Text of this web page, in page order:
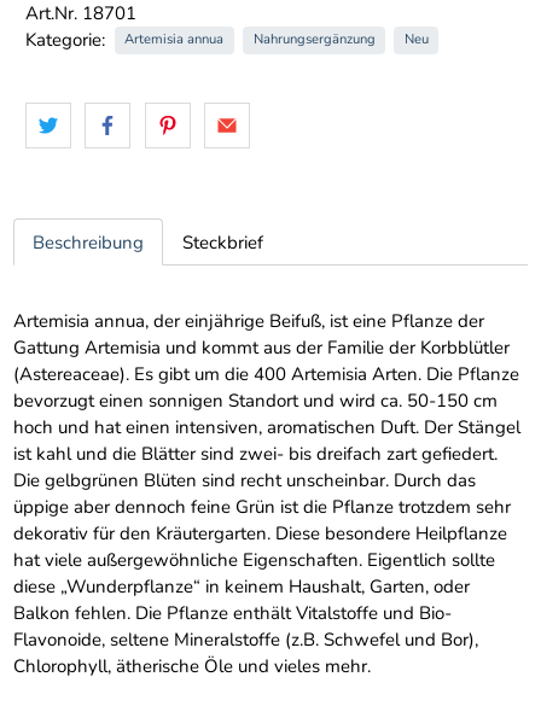
Art.Nr. 18701
Kategorie:
Artemisia annua Nahrungsergänzung Neu
Beschreibung Steckbrief
Artemisia annua, der einjährige Beifuß, ist eine Pflanze der
Gattung Artemisia und kommt aus der Familie der Korbblütler
(Astereaceae). Es gibt um die 400 Artemisia Arten. Die Pflanze
bevorzugt einen sonnigen Standort und wird ca. 50-150 cm
hoch und hat einen intensiven, aromatischen Duft. Der Stängel
ist kahl und die Blätter sind zwei- bis dreifach zart gefiedert.
Die gelbgrünen Blüten sind recht unscheinbar. Durch das
üppige aber dennoch feine Grün ist die Pflanze trotzdem sehr
dekorativ für den Kräutergarten. Diese besondere Heilpflanze
hat viele außergewöhnliche Eigenschaften. Eigentlich sollte
diese „Wunderpflanze“ in keinem Haushalt, Garten, oder
Balkon fehlen. Die Pflanze enthält Vitalstoffe und Bio-
Flavonoide, seltene Mineralstoffe (z.B. Schwefel und Bor),
Chlorophyll, ätherische Öle und vieles mehr.